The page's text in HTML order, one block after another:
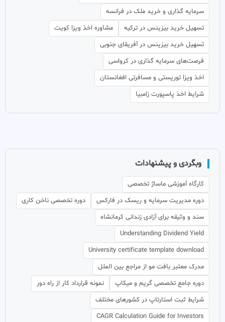
سرمایه گذاری و خرید ملک در فرانسه
تسهیل خرید بیزینس در ترکیه
مشاوره اخذ ویزا کویت
تسهیل خرید بیزینس در آفریقای جنوبی
فرصت‌های سرمایه گذاری در کرواسی
اخذ ویزا توریستی و مسافرتی افغانستان
شرایط اخذ پاسپورت زامبیا
وبگردی و پیشنهادات
کارگاه آموزشی ماساژ تخصصی
دوره مدیریت سرمایه و ریسک در فارکس
دوره تخصصی ناخن کاری
سند و وثیقه برای آزادی زندانی کرمانشاه
Understanding Dividend Yield
University certificate template download
مدرک معتبر بافت مو از مراجع بین الملل
دوره جامع تخصصی گریم و میکاپ
نمونه قرارداد کار از راه دور
شرایط ثبت استارتاپ در کشورهای مختلف
CAGR Calculation Guide for Investors